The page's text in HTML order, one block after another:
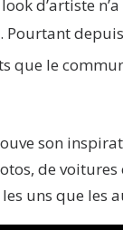
d’artiste
Pourtant
que le
son
de
uns que les